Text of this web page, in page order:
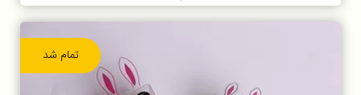
تمام شد